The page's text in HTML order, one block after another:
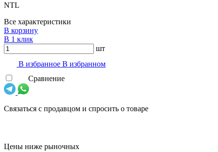
NTL
Все характеристики
В корзину
В 1 клик
шт
В избранноe В избранном
Сравнение
Связаться с продавцом и спросить о товаре
Цены ниже рыночных